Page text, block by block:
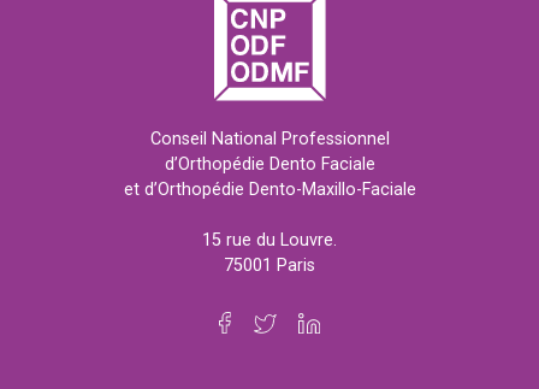
Conseil National Professionnel
d’Orthopédie Dento Faciale
et d’Orthopédie Dento-Maxillo-Faciale
15 rue du Louvre.
75001 Paris